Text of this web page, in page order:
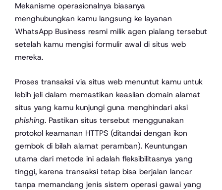
Mekanisme operasionalnya biasanya
menghubungkan kamu langsung ke layanan
WhatsApp Business resmi milik agen pialang tersebut
setelah kamu mengisi formulir awal di situs web
mereka.
Proses transaksi via situs web menuntut kamu untuk
lebih jeli dalam memastikan keaslian domain alamat
situs yang kamu kunjungi guna menghindari aksi
phishing. Pastikan situs tersebut menggunakan
protokol keamanan HTTPS (ditandai dengan ikon
gembok di bilah alamat peramban). Keuntungan
utama dari metode ini adalah fleksibilitasnya yang
tinggi, karena transaksi tetap bisa berjalan lancar
tanpa memandang jenis sistem operasi gawai yang